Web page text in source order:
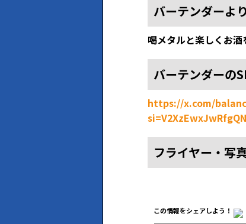
バーテンダーよ
喝メタルと楽しくお
バーテンダーの
https://x.com/
フライヤー・写
この情報をシェアしよう！